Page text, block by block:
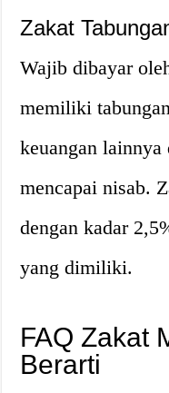
Zakat
Wajib dibayar
memiliki
keuangan
mencapai nisab.
dengan kadar
yang dimiliki.
FAQ Zakat
Berarti